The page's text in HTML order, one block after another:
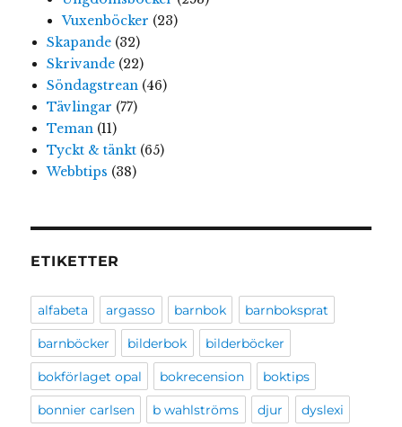
Vuxenböcker (23)
Skapande(32)
Skrivande(22)
Söndagstrean (46)
Tävlingar (77)
Teman (11)
Tyckt & tänkt(65)
Webbtips (38)
ETIKETTER
alfabeta argasso barnbok barnboksprat
barnböcker bilderbok bilderböcker
bokförlaget opal bokrecension boktips
bonnier carlsen b wahlströms djur dyslexi